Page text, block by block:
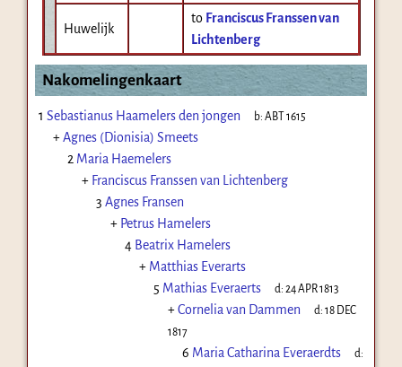
Huwelijk
to Franciscus Franssen van
Lichtenberg
Nakomelingenkaart
1 Sebastianus Haamelers den jongen b:ABT 1615
+Agnes (Dionisia) Smeets
2 Maria Haemelers
+ Franciscus Franssen van Lichtenberg
3 Agnes Fransen
+ Petrus Hamelers
4 Beatrix Hamelers
+ Matthias Everarts
5 Mathias Everaerts d:24 APR 1813
+Cornelia van Dammen d:18 DEC
1817
6 Maria Catharina Everaerdts
d: